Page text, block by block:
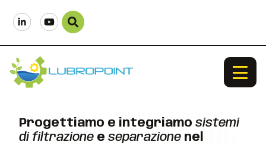
Progettiamo e integriamo sistemi
di filtrazione e separazione nel